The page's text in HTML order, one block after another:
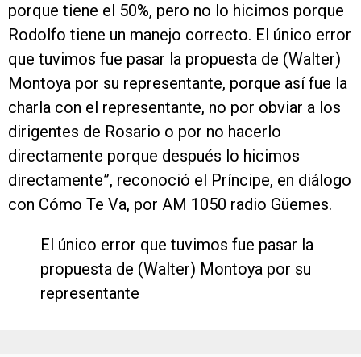
porque tiene el 50%, pero no lo hicimos porque
Rodolfo tiene un manejo correcto. El único error
que tuvimos fue pasar la propuesta de (Walter)
Montoya por su representante, porque así fue la
charla con el representante, no por obviar a los
dirigentes de Rosario o por no hacerlo
directamente porque después lo hicimos
directamente”, reconoció el Príncipe, en diálogo
con Cómo Te Va, por AM 1050 radio Güemes.
El único error que tuvimos fue pasar la
propuesta de (Walter) Montoya por su
representante